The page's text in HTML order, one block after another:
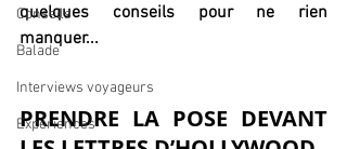
Conseils
Balade
Interviews voyageurs
Expériences
quelques conseils pour ne rien
manquer...
PRENDRE LA POSE DEVANT